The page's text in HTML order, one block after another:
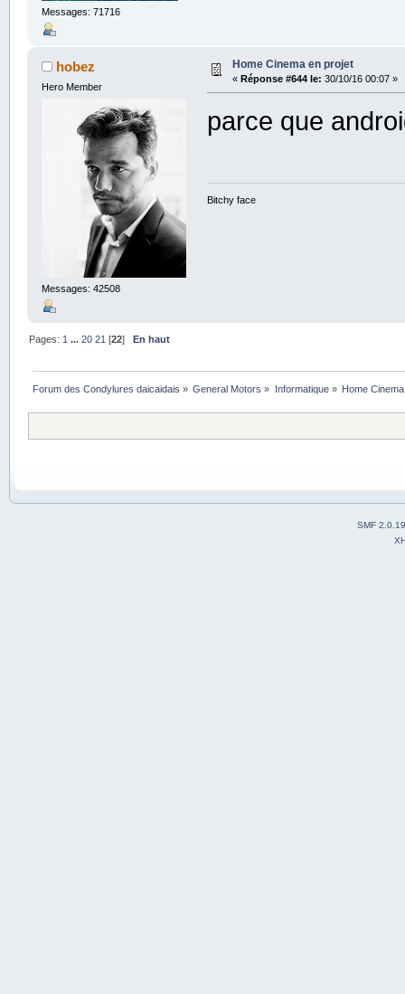
Messages: 71716
hobez
Hero Member
Messages: 42508
Home Cinema en projet
« Réponse #644 le: 30/10/16 00:07 »
parce que
Bitchy face
Pages: 1 ...20 21 [22]En haut
Forum des Condylures daicaidais » General Motors » Informatique» Home
SMF 2.0.19